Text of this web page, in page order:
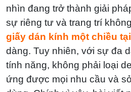
nhìn đang trở thành giải
sự riêng tư và trang trí
giấy dán kính một chiều tại
dàng. Tuy nhiên, với sự đa
tính năng, không phải loại
ứng được mọi nhu cầu và